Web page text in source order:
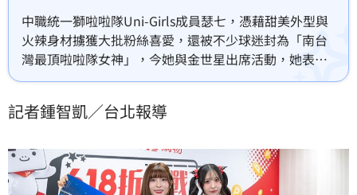
中職統一獅啦啦隊Uni-Girls成員瑟七，憑藉甜美外型與
火辣身材擄獲大批粉絲喜愛，還被不少球迷封為「南台
灣最頂啦啦隊女神」，今她與金世星出席活動，她表示
希望能買大電視，家裡的電視有些老舊了。
記者鍾智凱／台北報導